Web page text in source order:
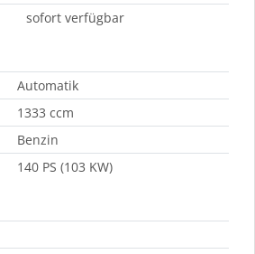
sofort verfügbar
Automatik
1333 ccm
Benzin
140 PS (103 KW)